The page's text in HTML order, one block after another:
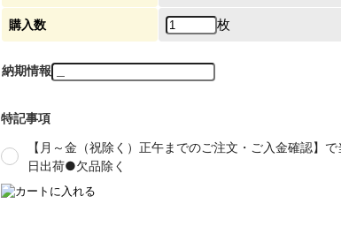
購入数 枚
納期情報
特記事項
【月～金（祝除く）正午までのご注文・ご入金確認】で
日出荷●欠品除く